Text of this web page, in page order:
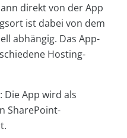
direkt von der App
ist dabei von dem
abhängig. Das App-
Hosting-
: Die App wird als
SharePoint-